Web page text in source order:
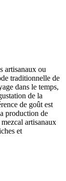
artisanaux ou
traditionnelle de
dans le temps,
de la
de goût est
production de
artisanaux
et